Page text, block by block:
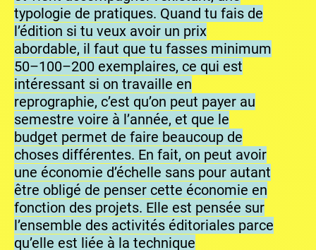
typologie de pratiques. Quand tu fais de
l’édition si tu veux avoir un prix
abordable, il faut que tu fasses minimum
50–100–200 exemplaires, ce qui est
intéressant si on travaille en
reprographie, c’est qu’on peut payer au
semestre voire à l’année, et que le
budget permet de faire beaucoup de
choses différentes. En fait, on peut avoir
une économie d’échelle sans pour autant
être obligé de penser cette économie en
fonction des projets. Elle est pensée sur
l’ensemble des activités éditoriales parce
qu’elle est liée à la technique